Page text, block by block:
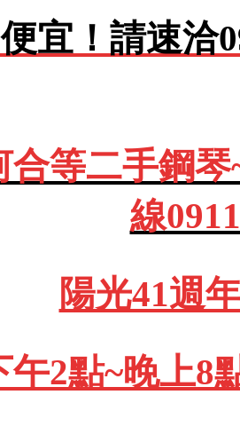
宜！請速洽
合等二手鋼
線
陽光41週
2點~晚上8